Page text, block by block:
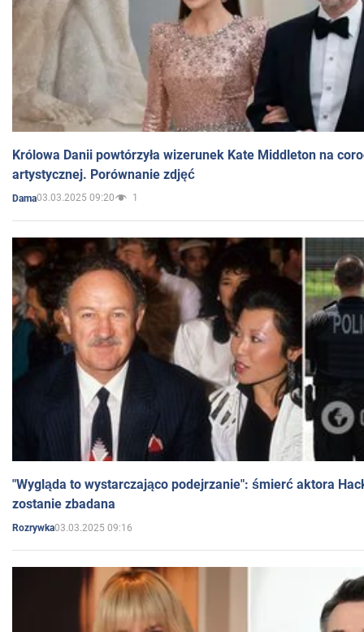
Królowa Danii powtórzyła wizerunek Kate Middleton na
artystycznej. Porównanie zdjęć
Dama03.03.2025 09:20 1
"Wygląda to wystarczająco podejrzanie": śmierć aktora
zostanie zbadana
Rozrywka03.03.2025 09:16